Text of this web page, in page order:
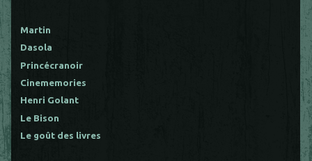
Martin
Dasola
Princécranoir
Cinememories
Henri Golant
Le Bison
Le goût des livres